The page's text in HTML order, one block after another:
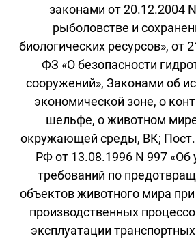
законами от 20.12.2004
рыболовстве и
биологических ресурсов», от
ФЗ «О безопасности
сооружений», Законами об
экономической зоне, о
шельфе, о животном
окружающей среды, ВК; Пост.
РФ от 13.08.1996 N 997 «Об
требований по
объектов животного мира
производственных
эксплуатации